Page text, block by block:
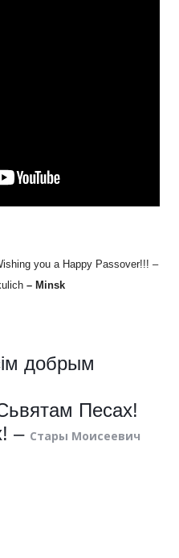
you a Happy Passover!!! –
– Minsk
добрым
Песах!
– Стары Моисеевич